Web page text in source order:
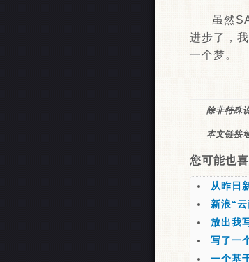
虽然
进步了，
一个梦。
除非特殊
本文链接
您可能也喜
从昨日
新浪“
放出我
写了一
一个基